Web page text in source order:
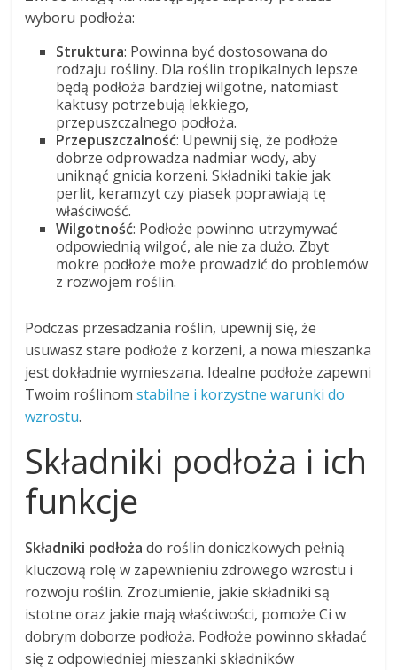
wyboru podłoża:
Struktura: Powinna być dostosowana do
rodzaju rośliny. Dla roślin tropikalnych lepsze
będą podłoża bardziej wilgotne, natomiast
kaktusy potrzebują lekkiego,
przepuszczalnego podłoża.
Przepuszczalność: Upewnij się, że podłoże
dobrze odprowadza nadmiar wody, aby
uniknąć gnicia korzeni. Składniki takie jak
perlit, keramzyt czy piasek poprawiają tę
właściwość.
Wilgotność: Podłoże powinno utrzymywać
odpowiednią wilgoć, ale nie za dużo. Zbyt
mokre podłoże może prowadzić do problemów
z rozwojem roślin.
Podczas przesadzania roślin, upewnij się, że
usuwasz stare podłoże z korzeni, a nowa mieszanka
jest dokładnie wymieszana. Idealne podłoże zapewni
Twoim roślinomstabilne i korzystne warunki do
wzrostu.
Składniki podłoża i ich
funkcje
Składniki podłoża do roślin doniczkowych pełnią
kluczową rolę w zapewnieniu zdrowego wzrostu i
rozwoju roślin. Zrozumienie, jakie składniki są
istotne oraz jakie mają właściwości, pomoże Ci w
dobrym doborze podłoża. Podłoże powinno składać
się z odpowiedniej mieszanki składników